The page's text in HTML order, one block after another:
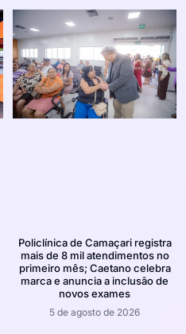
Policlínica de Camaçari registra
mais de 8 mil atendimentos no
primeiro mês; Caetano celebra
marca e anuncia a inclusão de
novos exames
5 de agosto de 2026